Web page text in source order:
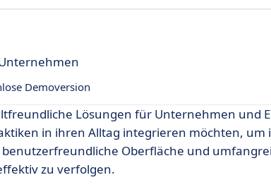
Demoversion
Lösungen für Unternehmen und
in ihren Alltag integrieren möchten, um
Oberfläche und
zu verfolgen.